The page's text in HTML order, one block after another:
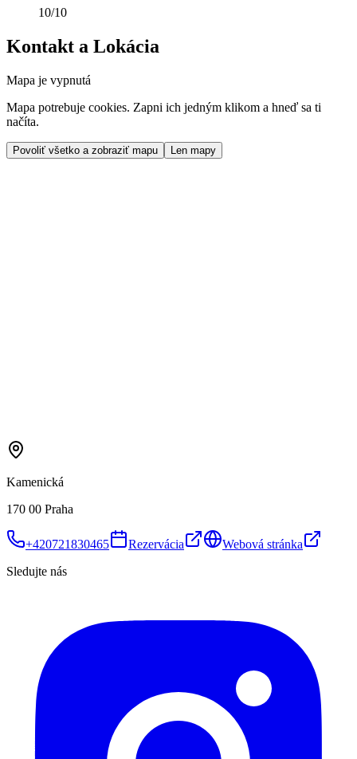
10/10
Kontakt a Lokácia
Mapa je vypnutá
Mapa potrebuje cookies. Zapni ich jedným klikom a hneď sa ti
načíta.
Povoliť všetko a zobraziť mapu Len mapy
Kamenická
170 00 Praha
+420721830465 Rezervácia
Webová stránka
Sledujte nás